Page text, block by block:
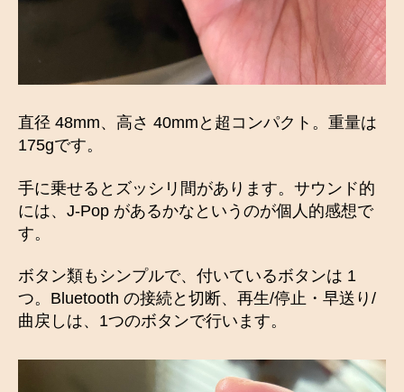
直径 48mm、高さ 40mmと超コンパクト。重量は
175gです。
手に乗せるとズッシリ間があります。サウンド的
には、J-Pop があるかなというのが個人的感想で
す。
ボタン類もシンプルで、付いているボタンは 1
つ。Bluetooth の接続と切断、再生/停止・早送り/
曲戻しは、1つのボタンで行います。